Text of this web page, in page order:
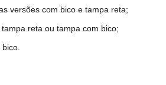
versões com bico e tampa reta;
reta ou tampa com bico;
bico.